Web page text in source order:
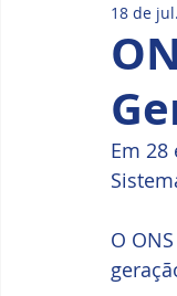
18 de
Em
O